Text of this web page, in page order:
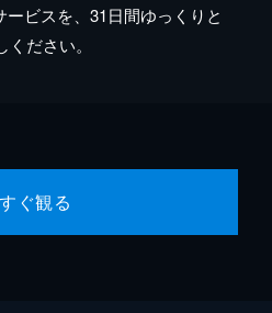
ビスを、31日間ゆっくりと
ください。
ぐ観る